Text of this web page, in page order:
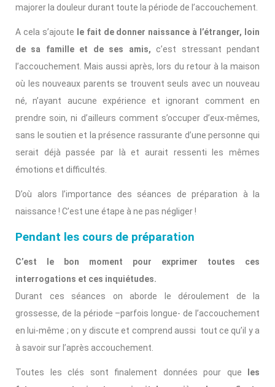
majorer la douleur durant toute la période de l’accouchement.
A cela s’ajoute
le fait de donner naissance à l’étranger, loin
de sa famille et de ses amis, c’est stressant pendant
l’accouchement. Mais aussi après, lors du retour à la maison
où les nouveaux parents se trouvent seuls avec un nouveau
né, n’ayant aucune expérience et ignorant comment en
prendre soin, ni d’ailleurs comment s’occuper d’eux-mêmes,
sans le soutien et la présence rassurante d’une personne qui
serait déjà passée par là et aurait ressenti les mêmes
émotions et difficultés.
D’où alors l’importance des séances de préparation à la
naissance ! C’est une étape à ne pas négliger !
Pendant les cours de préparation
C’est le bon moment pour exprimer toutes ces
interrogations et ces inquiétudes.
Durant ces séances on aborde le déroulement de la
grossesse, de la période –parfois longue- de l’accouchement
en lui-même ; on y discute et comprend aussi tout ce qu’il y a
à savoir sur l’après accouchement.
Toutes les clés sont finalement données pour que
les